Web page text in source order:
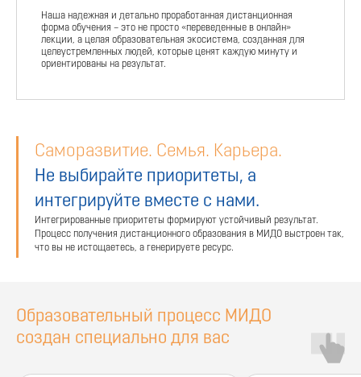
Наша надежная и детально проработанная дистанционная
форма обучения – это не просто «переведенные в онлайн»
лекции, а целая образовательная экосистема, созданная для
целеустремленных людей, которые ценят каждую минуту и
ориентированы на результат.
Саморазвитие. Семья. Карьера.
Не выбирайте приоритеты, а
интегрируйте вместе с нами.
Интегрированные приоритеты формируют устойчивый результат.
Процесс получения дистанционного образования в МИДО выстроен так,
что вы не истощаетесь, а генерируете ресурс.
Образовательный процесс МИДО
создан специально для вас